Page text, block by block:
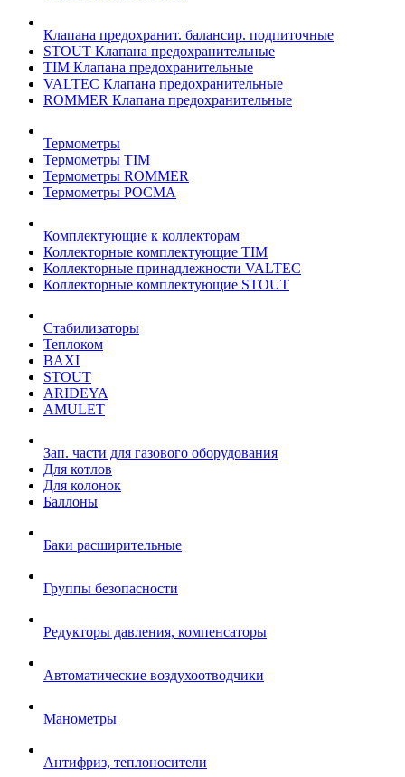
Клапана предохранит. балансир. подпиточные
STOUT Клапана предохранительные
TIM Клапана предохранительные
VALTEC Клапана предохранительные
ROMMER Клапана предохранительные
Термометры
Термометры TIM
Термометры ROMMER
Термометры РОСМА
Комплектующие к коллекторам
Коллекторные комплектующие TIM
Коллекторные принадлежности VALTEC
Коллекторные комплектующие STOUT
Стабилизаторы
Теплоком
BAXI
STOUT
ARIDEYA
AMULET
Зап. части для газового оборудования
Для котлов
Для колонок
Баллоны
Баки расширительные
Группы безопасности
Редукторы давления, компенсаторы
Автоматические воздухоотводчики
Манометры
Антифриз, теплоносители